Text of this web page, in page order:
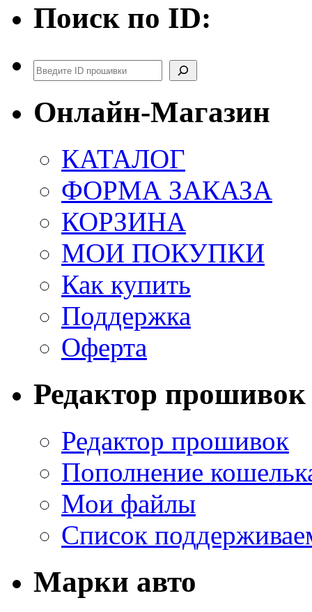
Поиск по ID:
Поиск
Онлайн-Магазин
КАТАЛОГ
ФОРМА ЗАКАЗА
КОРЗИНА
МОИ ПОКУПКИ
Как купить
Поддержка
Оферта
Редактор прошивок
Редактор прошивок
Пополнение
Мои файлы
Список
Марки авто